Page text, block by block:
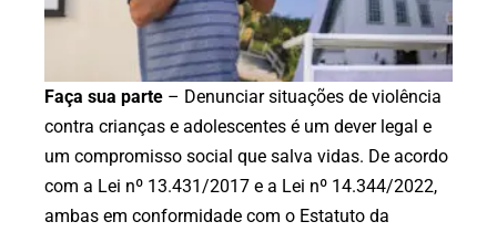
Faça sua parte – Denunciar situações de violência
contra crianças e adolescentes é um dever legal e
um compromisso social que salva vidas. De acordo
com a Lei nº 13.431/2017 e a Lei nº 14.344/2022,
ambas em conformidade com o Estatuto da